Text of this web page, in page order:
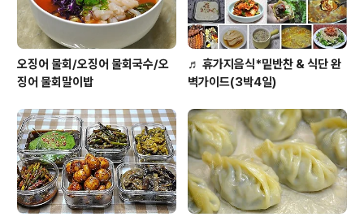
오징어 물회/오징어 물회국수/오
징어 물회말이밥
♬ 휴가지음식*밑반찬 & 식단 완
벽가이드(3박4일)